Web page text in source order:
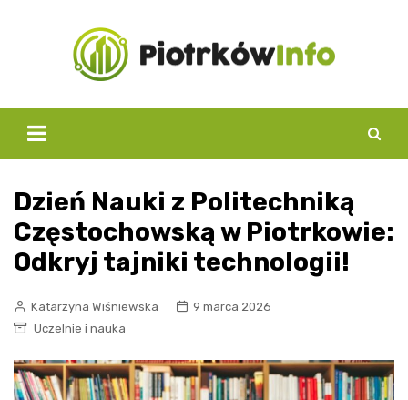
Dzień Nauki z Politechniką
Częstochowską w Piotrkowie:
Odkryj tajniki technologii!
Katarzyna Wiśniewska
9 marca 2026
Uczelnie i nauka